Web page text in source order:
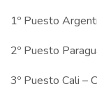
1º Puesto
2º Puesto
3º Puesto Cali –